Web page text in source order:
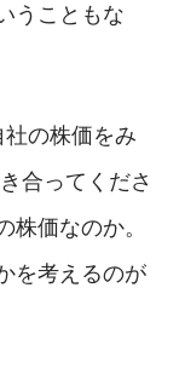
うこともな
社の株価をみ
合ってくださ
株価なのか。
を考えるのが